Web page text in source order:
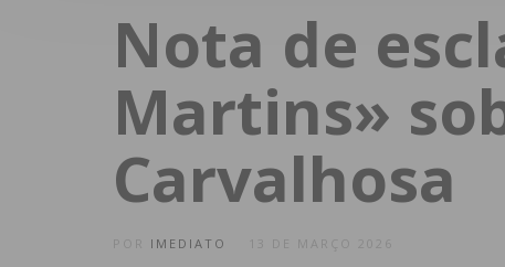
Nota de
Martins»
Carvalhosa
IMEDIATO 13 DE MARÇO 2026